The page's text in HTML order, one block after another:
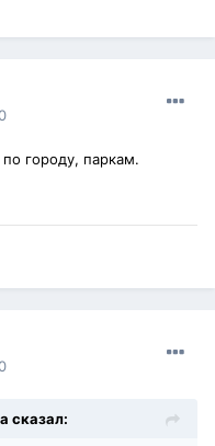
городу, паркам.
сказал: